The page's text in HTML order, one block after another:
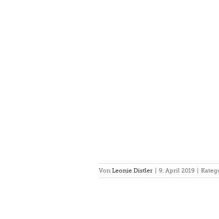
Von Leonie Distler | 9. April 2019 |